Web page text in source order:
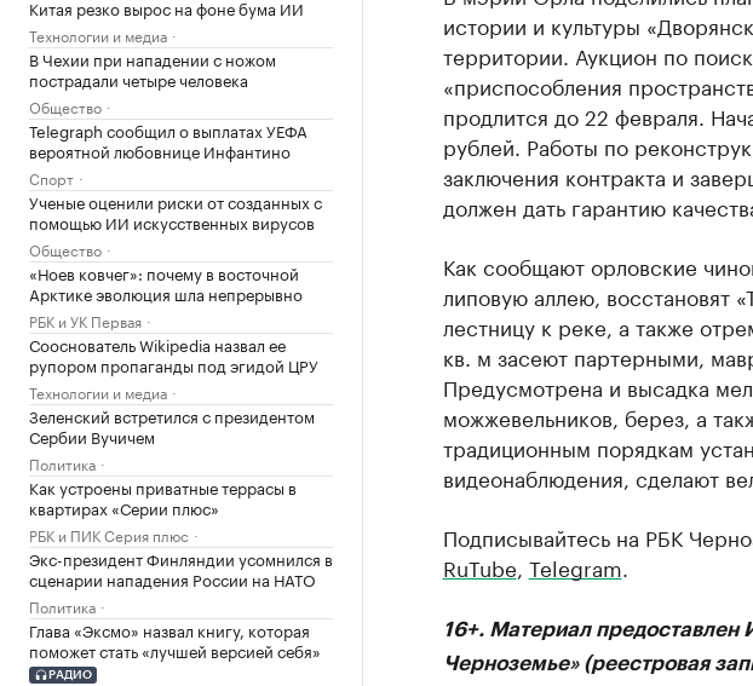
Китая резко вырос на фоне бума ИИ
Технологии и медиа
В Чехии при нападении с ножом
пострадали четыре человека
Общество
Telegraph сообщил о выплатах УЕФА
вероятной любовнице Инфантино
Спорт
Ученые оценили риски от созданных с
помощью ИИ искусственных вирусов
Общество
«Ноев ковчег»: почему в восточной
Арктике эволюция шла непрерывно
РБК и УК Первая
Сооснователь Wikipedia назвал ее
рупором пропаганды под эгидой ЦРУ
Технологии и медиа
Зеленский встретился с президентом
Сербии Вучичем
Политика
Как устроены приватные террасы в
квартирах «Серии плюс»
РБК и ПИК Серия плюс
Экс-президент Финляндии усомнился в
сценарии нападения России на НАТО
Политика
Глава «Эксмо» назвал книгу, которая
поможет стать «лучшей версией себя»
РАДИО
истории и культуры
территории. Аукцион по
«приспособления
продлится до 22 февраля.
рублей. Работы по
заключения контракта и
должен дать гарантию
Как сообщают орловские
липовую аллею, восстановят
лестницу к реке, а также
кв. м засеют партерными,
Предусмотрена и высадка
можжевельников, берез, а
традиционным порядкам
видеонаблюдения, сделают
Подписывайтесь на РБК
RuTube Telegram
16+. Материал
Черноземье» (реестровая